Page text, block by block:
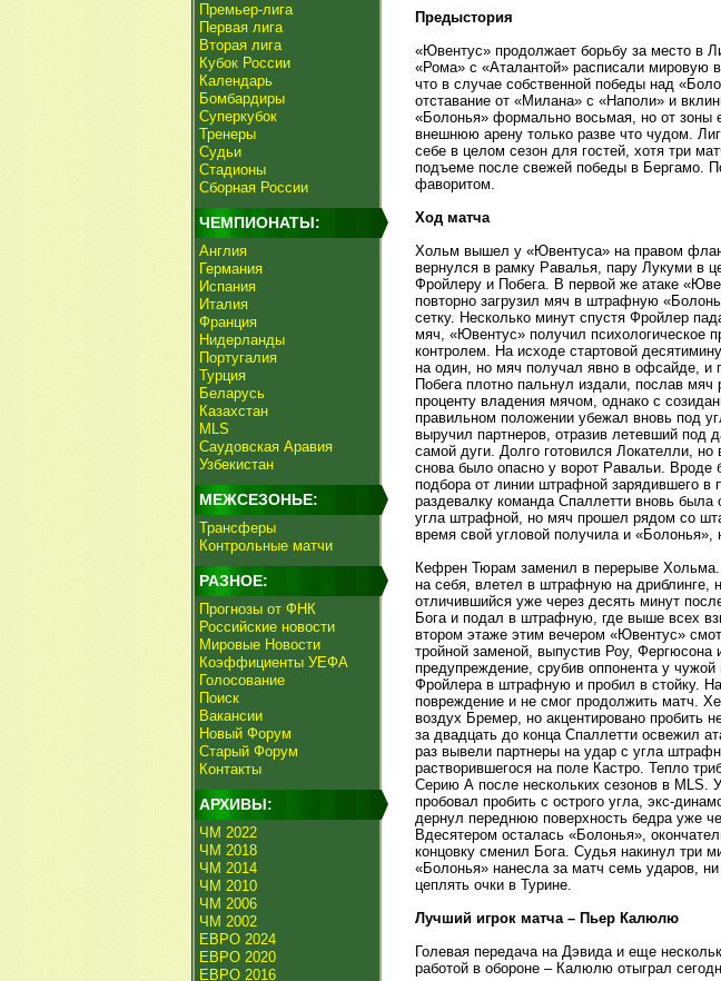
Премьер-лига
Первая лига
Вторая лига
Кубок России
Календарь
Бомбардиры
Суперкубок
Тренеры
Судьи
Стадионы
Сборная России
ЧЕМПИОНАТЫ:
Англия
Германия
Испания
Италия
Франция
Нидерланды
Португалия
Турция
Беларусь
Казахстан
MLS
Саудовская Аравия
Узбекистан
МЕЖСЕЗОНЬЕ:
Трансферы
Контрольные матчи
РАЗНОЕ:
Прогнозы от ФНК
Российские новости
Мировые Новости
Коэффициенты УЕФА
Голосование
Поиск
Вакансии
Новый Форум
Старый Форум
Контакты
АРХИВЫ:
ЧМ 2022
ЧМ 2018
ЧМ 2014
ЧМ 2010
ЧМ 2006
ЧМ 2002
ЕВРО 2024
ЕВРО 2020
ЕВРО 2016
Предыстория
«Ювентус» продолжает борьбу за место в
«Рома» с «Аталантой» расписали мировую
что в случае собственной победы над
отставание от «Милана» с «Наполи» и
«Болонья» формально восьмая, но от зоны
внешнюю арену только разве что чудом.
себе в целом сезон для гостей, хотя три
подъеме после свежей победы в Бергамо.
фаворитом.
Ход матча
Хольм вышел у «Ювентуса» на правом
вернулся в рамку Равалья, пару Лукуми в
Фройлеру и Побега. В первой же атаке
повторно загрузил мяч в штрафную
сетку. Несколько минут спустя Фройлер
мяч, «Ювентус» получил психологическое
контролем. На исходе стартовой
на один, но мяч получал явно в офсайде, и
Побега плотно пальнул издали, послав мяч
проценту владения мячом, однако с
правильном положении убежал вновь под
выручил партнеров, отразив летевший
самой дуги. Долго готовился Локателли, но
снова было опасно у ворот Равальи.
подбора от линии штрафной зарядившего в
раздевалку команда Спаллетти вновь была
угла штрафной, но мяч прошел рядом со
время свой угловой получила и «Болонья»,
Кефрен Тюрам заменил в перерыве
на себя, влетел в штрафную на дриблинге,
отличившийся уже через десять минут
Бога и подал в штрафную, где выше всех
втором этаже этим вечером «Ювентус»
тройной заменой, выпустив Роу,
предупреждение, срубив оппонента у
Фройлера в штрафную и пробил в стойку.
повреждение и не смог продолжить матч.
воздух Бремер, но акцентировано пробить
за двадцать до конца Спаллетти освежил
раз вывели партнеры на удар с угла
растворившегося на поле Кастро. Тепло
Серию А после нескольких сезонов в MLS.
пробовал пробить с острого угла, экс-
дернул переднюю поверхность бедра уже
Вдесятером осталась «Болонья»,
концовку сменил Бога. Судья накинул три
«Болонья» нанесла за матч семь ударов,
цеплять очки в Турине.
Лучший игрок матча – Пьер Калюлю
Голевая передача на Дэвида и еще
работой в обороне – Калюлю отыграл